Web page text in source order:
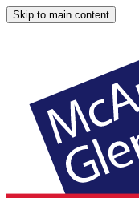
Skip to main content